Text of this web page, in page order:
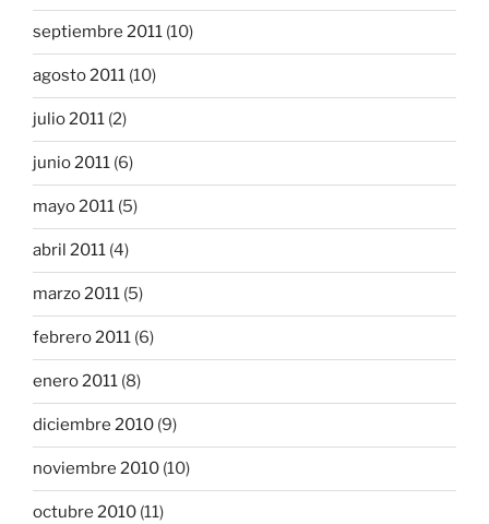
septiembre 2011 (10)
agosto 2011 (10)
julio 2011 (2)
junio 2011 (6)
mayo 2011 (5)
abril 2011 (4)
marzo 2011 (5)
febrero 2011 (6)
enero 2011 (8)
diciembre 2010 (9)
noviembre 2010 (10)
octubre 2010 (11)